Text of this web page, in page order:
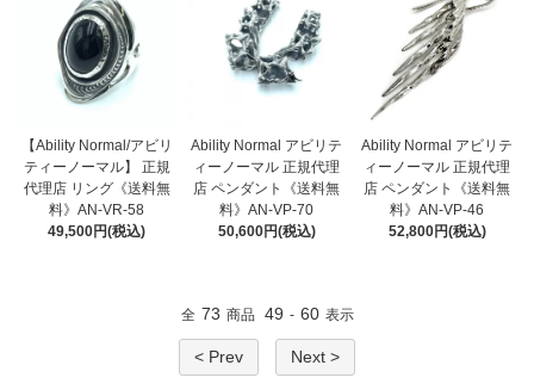
【Ability Normal/アビリ
ティーノーマル】 正規
代理店 リング《送料無
料》AN-VR-58
49,500円(税込)
Ability Normal アビリテ
ィーノーマル 正規代理
店 ペンダント《送料無
料》AN-VP-70
50,600円(税込)
Ability Normal アビリテ
ィーノーマル 正規代理
店 ペンダント《送料無
料》AN-VP-46
52,800円(税込)
全 73 商品 49 - 60 表示
< Prev Next >